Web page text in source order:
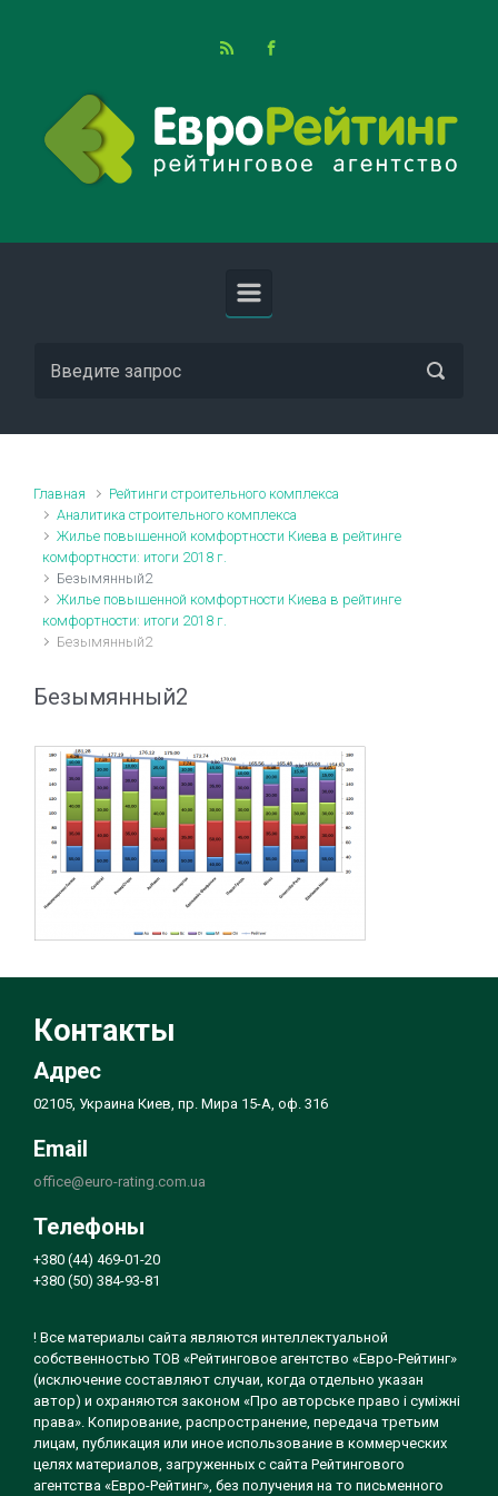
Главная
Рейтинги строительного комплекса
Аналитика строительного комплекса
Жилье повышенной комфортности Киева в рейтинге
комфортности: итоги 2018 г.
Безымянный2
Жилье повышенной комфортности Киева в рейтинге
комфортности: итоги 2018 г.
Безымянный2
Безымянный2
Контакты
Адрес
02105, Украина Киев, пр. Мира 15-А, оф. 316
Email
office@euro-rating.com.ua
Телефоны
+380 (44) 469-01-20
+380 (50) 384-93-81
! Все материалы сайта являются интеллектуальной
собственностью ТОВ «Рейтинговое агентство «Евро-Рейтинг»
(исключение составляют случаи, когда отдельно указан
автор) и охраняются законом «Про авторське право і суміжні
права». Копирование, распространение, передача третьим
лицам, публикация или иное использование в коммерческих
целях материалов, загруженных с сайта Рейтингового
агентства «Евро-Рейтинг», без получения на то письменного